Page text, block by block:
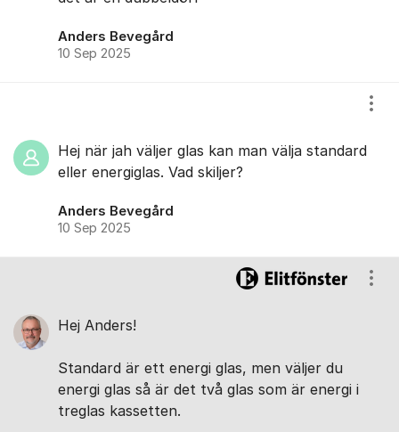
Anders Bevegård
10 Sep 2025
Hej när jah väljer glas kan man välja standard
eller energiglas. Vad skiljer?
Anders Bevegård
10 Sep 2025
Hej Anders!
Standard är ett energi glas, men väljer du
energi glas så är det två glas som är energi i
treglas kassetten.